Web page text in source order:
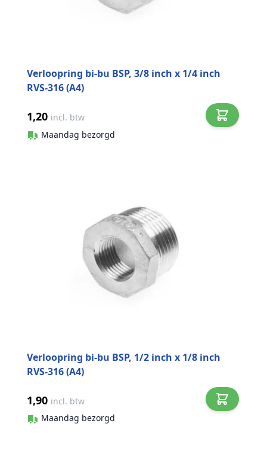
Verloopring bi-bu BSP, 3/8 inch x 1/4 inch
RVS-316 (A4)
1,20 incl. btw
Maandag bezorgd
Verloopring bi-bu BSP, 1/2 inch x 1/8 inch
RVS-316 (A4)
1,90 incl. btw
Maandag bezorgd